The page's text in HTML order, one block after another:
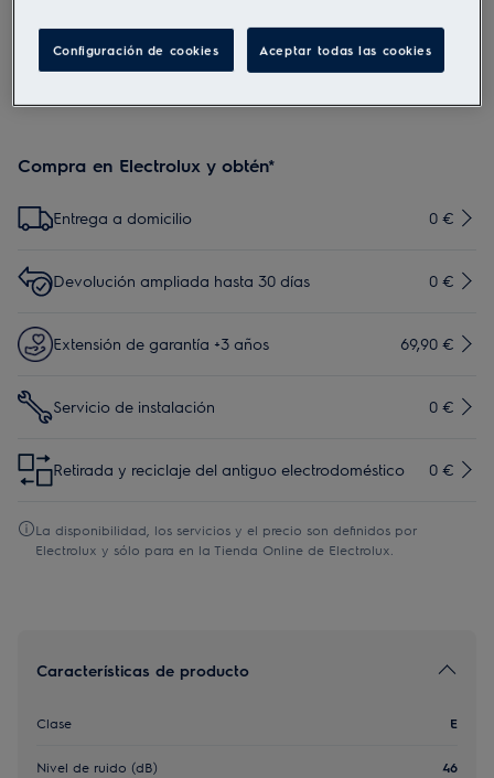
a tener en cuenta, descritas según la Norma UE 2023/988, se
utilizar su producto con seguridad lea, por favor, el manual
de usuario en su totalidad.
Compra en Electrolux y obtén*
Entrega a domicilio 0 €
Devolución ampliada hasta 30 días 0 €
Extensión de garantía +3 años 69,90 €
Servicio de instalación 0 €
Retirada y reciclaje del antiguo electrodoméstico 0 €
La disponibilidad, los servicios y el precio son definidos por
Electrolux y sólo para en la Tienda Online de Electrolux.
Características de producto
Clase E
Nivel de ruido (dB) 46
Configuración de cookies Aceptar todas las cookies